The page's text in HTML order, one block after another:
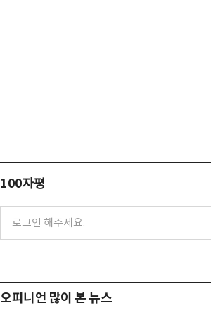
100자평
오피니언 많이 본 뉴스